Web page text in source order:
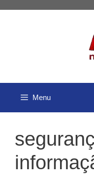
Menu